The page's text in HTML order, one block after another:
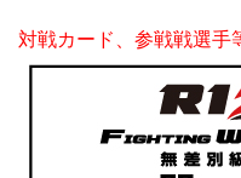
対戦カード、参戦戦選手